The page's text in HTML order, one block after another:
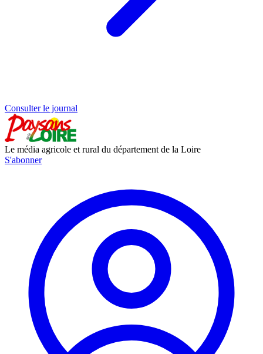
Consulter le journal
Le média agricole et rural du département de la Loire
S'abonner